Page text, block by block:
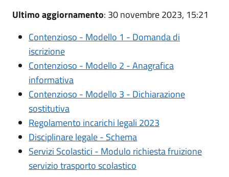
Ultimo aggiornamento: 30 novembre 2023, 15:21
Contenzioso - Modello 1 - Domanda di
iscrizione
Contenzioso - Modello 2 - Anagrafica
informativa
Contenzioso - Modello 3 - Dichiarazione
sostitutiva
Regolamento incarichi legali 2023
Disciplinare legale - Schema
Servizi Scolastici - Modulo richiesta fruizione
servizio trasporto scolastico